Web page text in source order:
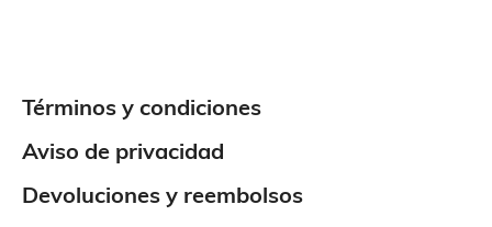
Términos y condiciones
Aviso de privacidad
Devoluciones y reembolsos